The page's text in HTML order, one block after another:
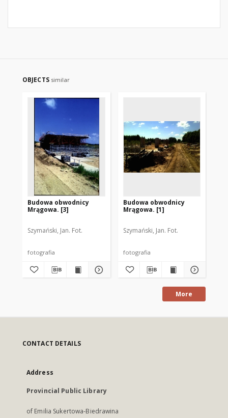
OBJECTS similar
Budowa obwodnicy
Mrągowa. [3]
Szymański, Jan. Fot.
fotografia
Budowa obwodnicy
Mrągowa. [1]
Szymański, Jan. Fot.
fotografia
More
CONTACT DETAILS
Address
Provincial Public Library
of Emilia Sukertowa-Biedrawina